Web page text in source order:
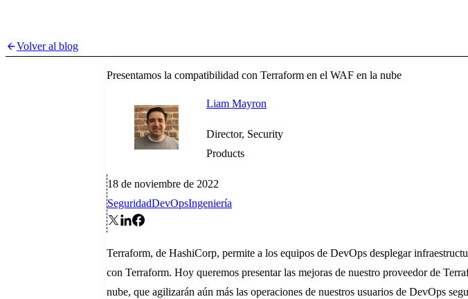
Volver al blog
Presentamos la compatibilidad con Terraform en el WAF en la nube
Liam Mayron
Director, Security
Products
18 de noviembre de 2022
SeguridadDevOpsIngeniería
Terraform, de HashiCorp, permite a los equipos de DevOps desplegar
con Terraform. Hoy queremos presentar las mejoras de nuestro proveedor de
nube, que agilizarán aún más las operaciones de nuestros usuarios de DevOps